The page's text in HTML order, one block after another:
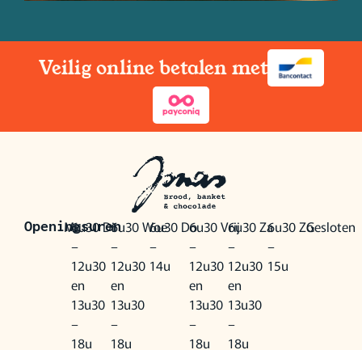
Veilig online betalen met
Openingsuren
Ma6u30
–
12u30
en
13u30
–
18u
Di6u30
–
12u30
en
13u30
–
18u
Woe
6u30
–
14u
Do6u30
–
12u30
en
13u30
–
18u
Vrij
6u30
–
12u30
en
13u30
–
18u
Za6u30
–
15u
ZoGesloten